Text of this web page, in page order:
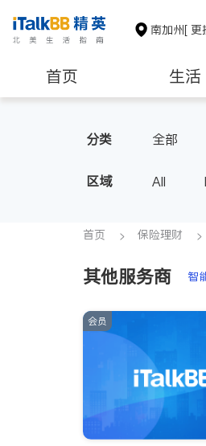
南加州[ 更
首页 生活
分类 全部
区域 All
Inyo &
首页 保险理财
其他服务商 智
会员